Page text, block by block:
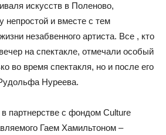
искусств в Поленово,
непростой и вместе с тем
незабвенного артиста. Все , кто
на спектакле, отмечали особый
во время спектакля, но и после его
Нуреева.
партнерстве с фондом Culture
Гаем Хамильтоном –